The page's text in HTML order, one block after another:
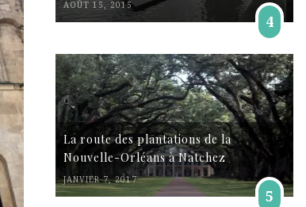
AOÛT 15, 2015
4
La route des plantations de la
Nouvelle-Orléans à Natchez
JANVIER 7, 2017
5